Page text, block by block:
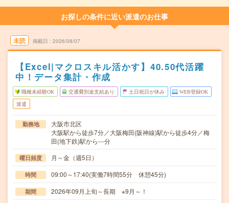
お探しの条件に近い派遣のお仕事
未読 掲載日 2026/08/07
【Excel|マクロスキル活かす】40.50代活躍
中！データ集計・作成
職種未経験OK 交通費別途支給あり 土日祝日が休み WEB登録OK
派遣
勤務地
大阪市北区
大阪駅から徒歩7分／大阪梅田(阪神線)駅から徒歩4分／梅
田(地下鉄)駅から---分
曜日頻度 月～金（週5日）
時間 09:00～17:40(実働7時間55分 休憩45分)
期間 2026年09月上旬～長期 ※9月～！